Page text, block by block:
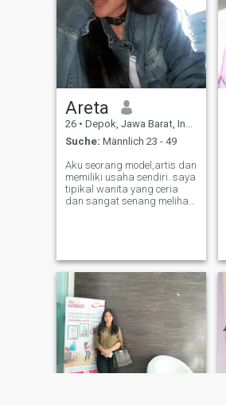
Areta
26 • Depok, Jawa Barat, Indonesien
Suche: Männlich 23 - 49
Aku seorang model,artis dan
memiliki usaha sendiri. saya
tipikal wanita yang ceria
dan sangat senang melihat
hewan,saya bukan tipe
wanita gila harta,saya
wanita